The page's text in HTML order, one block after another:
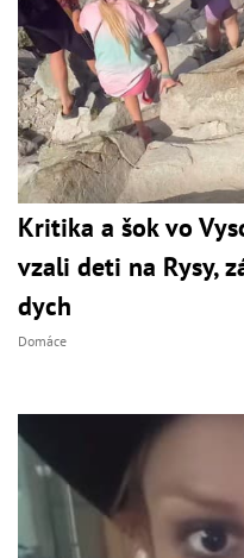
Kritika a šok vo
vzali deti na Rysy,
dych
Domáce